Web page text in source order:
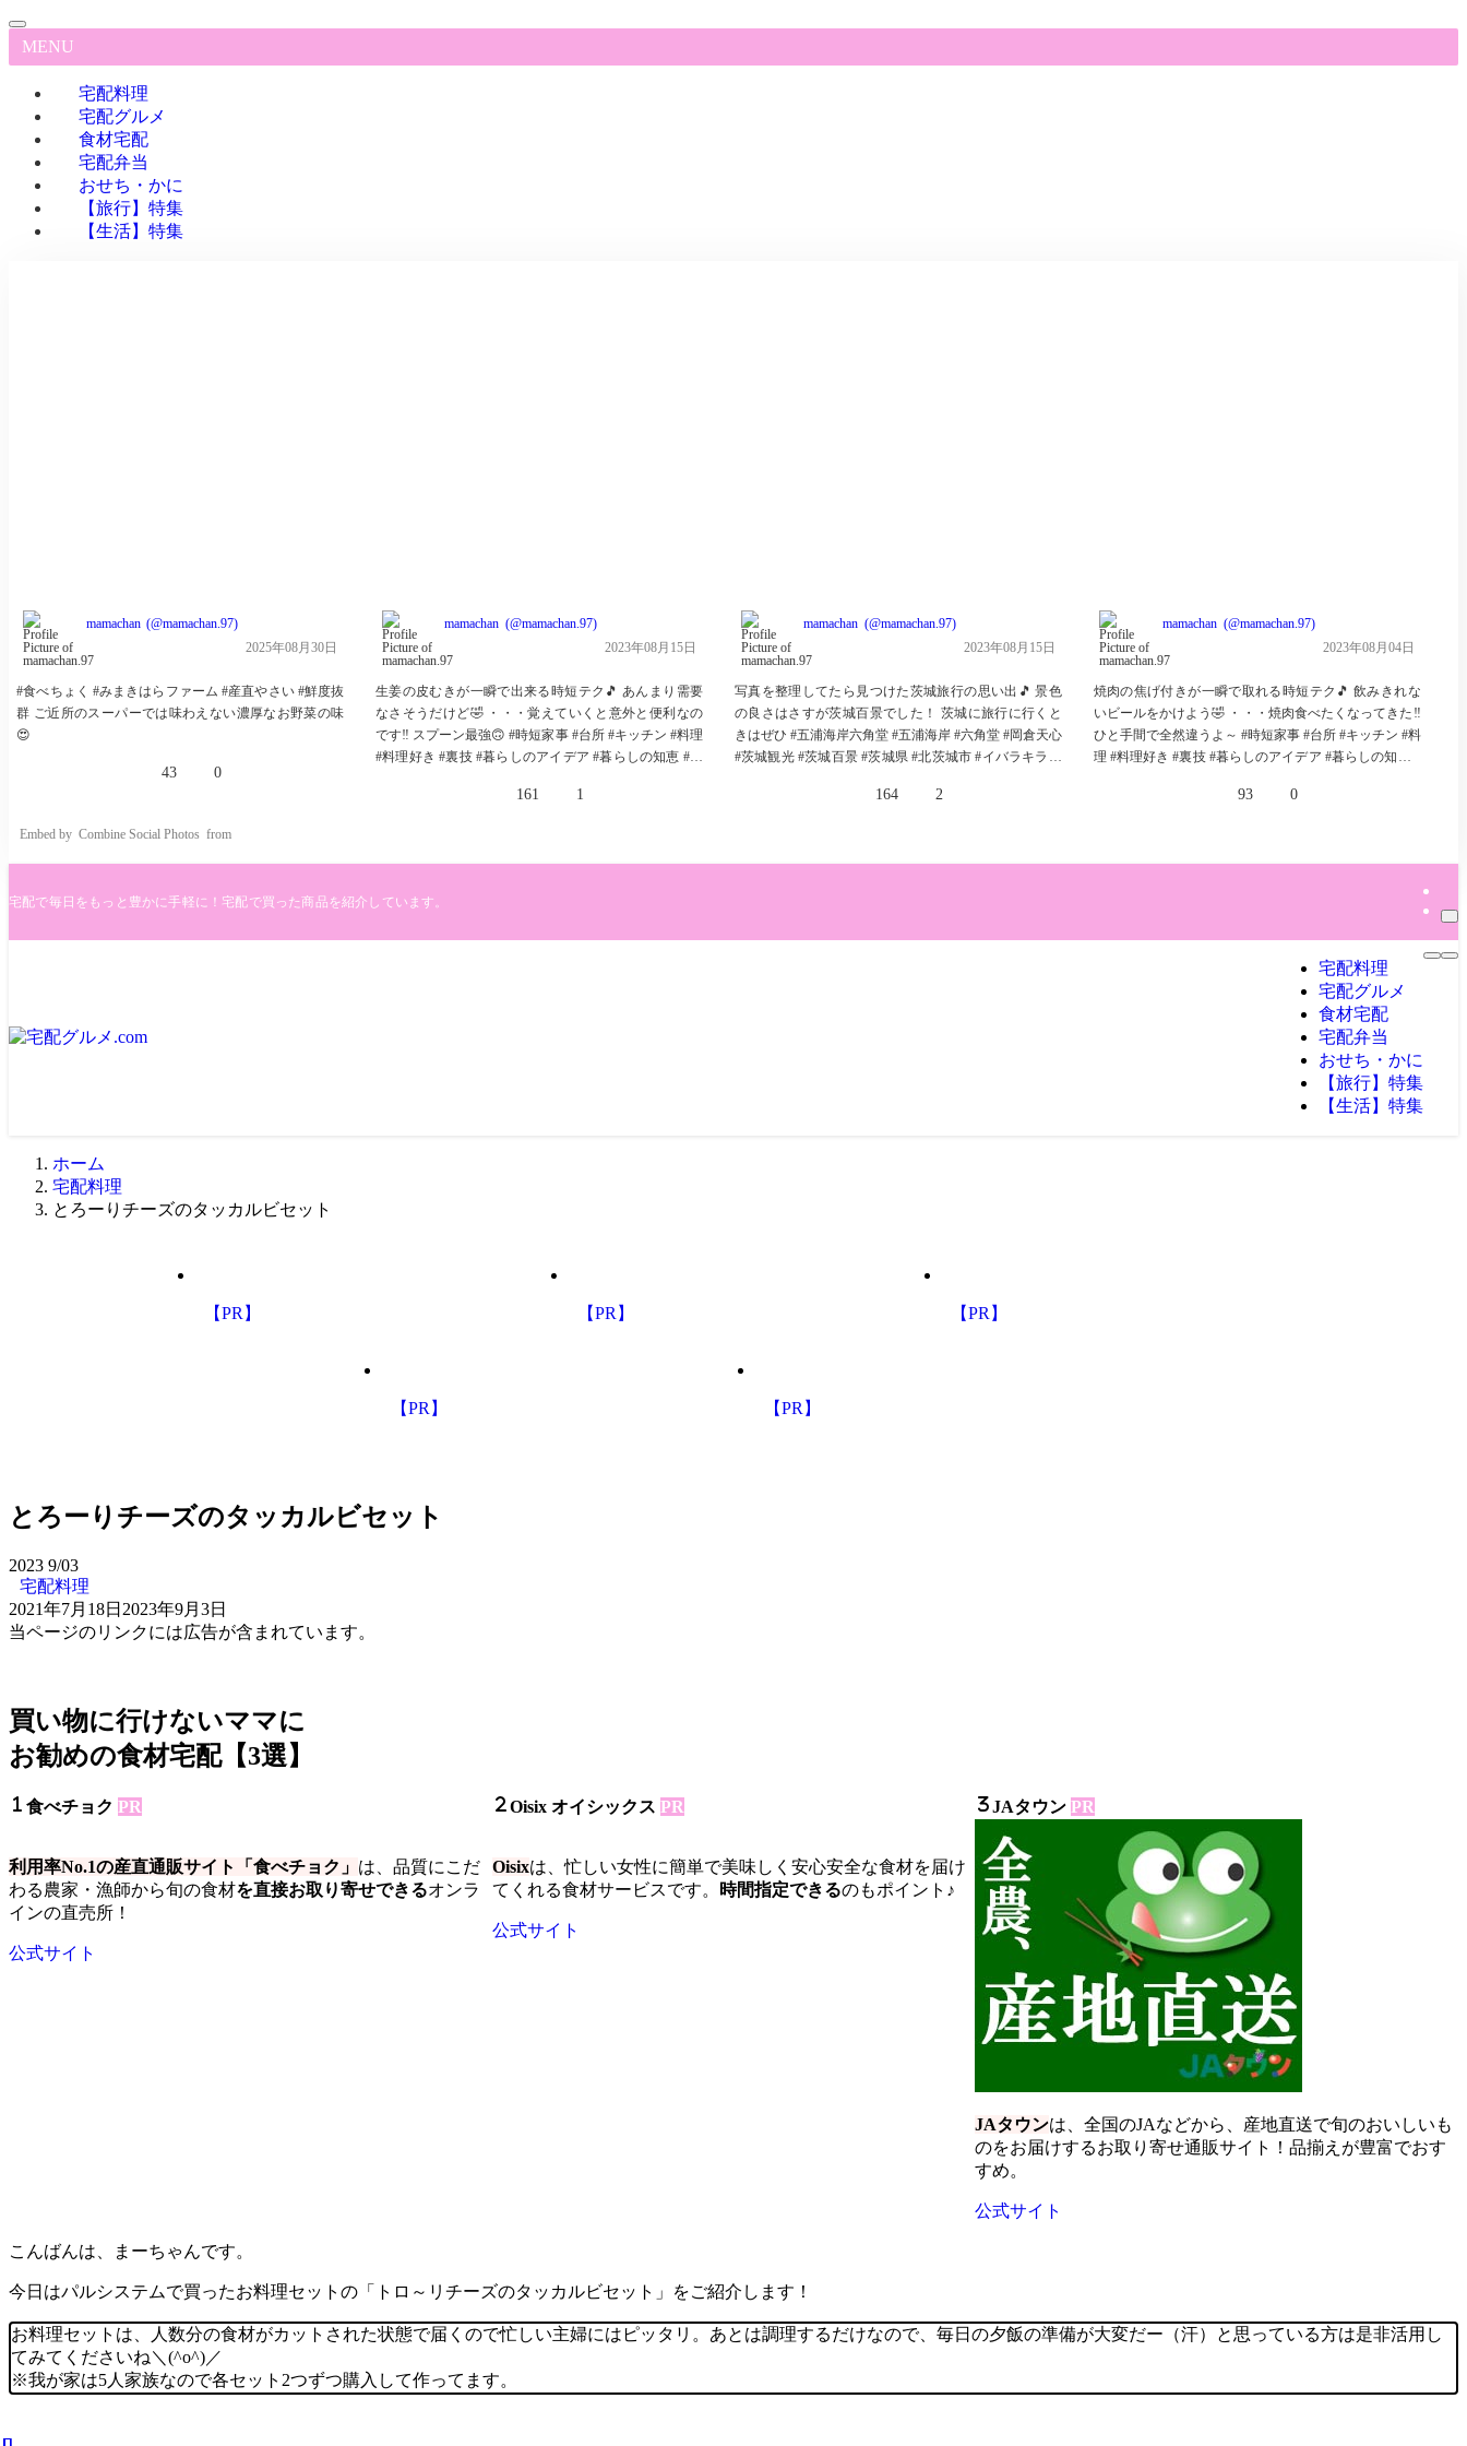
MENU
宅配料理
宅配グルメ
食材宅配
宅配弁当
おせち・かに
【旅行】特集
【生活】特集
mamachan
mamachan.97
2025年08月30日
#食べちょく #みまきはらファーム #産直やさい #鮮度抜
群 ご近所のスーパーでは味わえない濃厚なお野菜の味
😍
43 0
mamachan
mamachan.97
2023年08月15日
生姜の皮むきが一瞬で出来る時短テク🎵 あんまり需要
なさそうだけど🤣 ・・・覚えていくと意外と便利なの
です‼ スプーン最強🙃 #時短家事 #台所 #キッチン #料理
#料理好き #裏技 #暮らしのアイデア #暮らしの知恵 #夫
短レシピ #時短 #暮らしの知恵 #料理を楽しむ #しょうが
161 1
mamachan
mamachan.97
2023年08月15日
写真を整理してたら見つけた茨城旅行の思い出🎵 景色
の良さはさすが茨城百景でした！ 茨城に旅行に行くと
きはぜひ #五浦海岸六角堂 #五浦海岸 #六角堂 #岡倉天心
#茨城観光 #茨城百景 #茨城県 #北茨城市 #イバラキライ
ろ絶景 #茨城 #茨城観光地 #茨城の魅力 #旧岡倉天心邸 #
164 2
mamachan
mamachan.97
2023年08月04日
焼肉の焦げ付きが一瞬で取れる時短テク🎵 飲みきれな
いビールをかけよう🤣 ・・・焼肉食べたくなってきた‼
ひと手間で全然違うよ～ #時短家事 #台所 #キッチン #料
理 #料理好き #裏技 #暮らしのアイデア #暮らしの知恵 #
時短レシピ #時短 #暮らしの知恵 #料理を楽しむ #焼肉 #
93 0
Embed by Combine Social Photos from
宅配で毎日をもっと豊かに手軽に！宅配で買った商品を紹介しています。
宅配料理
宅配グルメ
食材宅配
宅配弁当
おせち・かに
【旅行】特集
【生活】特集
ホーム
宅配料理
とろーりチーズのタッカルビセット
【PR】 【PR】 【PR】
【PR】 【PR】
とろーりチーズのタッカルビセット
2023 9/03
宅配料理
2021年7月18日 2023年9月3日
当ページのリンクには広告が含まれています。
買い物に行けないママに
お勧めの食材宅配【3選】
食べチョク PR
利用率No.1の産直通販サイト「食べチョク」 は、品質にこだ
わる農家・漁師から旬の食材を直接お取り寄せできるオンラ
インの直売所！
公式サイト
Oisix オイシックス PR
Oisixは、忙しい女性に簡単で美味しく安心安全な食材を届け
てくれる食材サービスです。
時間指定できるのもポイント♪
公式サイト
JAタウン PR
JAタウンは、全国のJAなどから、産地直送で旬のおいしいも
のをお届けするお取り寄せ通販サイト！品揃えが豊富でおす
すめ。
公式サイト
こんばんは、まーちゃんです。
今日はパルシステムで買ったお料理セットの「トロ～リチーズのタッカルビセット」をご紹介します！
お料理セットは、人数分の食材がカットされた状態で届くので忙しい主婦にはピッタリ。あとは調理するだけなので、毎日の夕飯の準備が大変だー（汗）と思っている方は是非活用し
てみてくださいね＼(^o^)／
※我が家は5人家族なので各セット2つずつ購入して作ってます。